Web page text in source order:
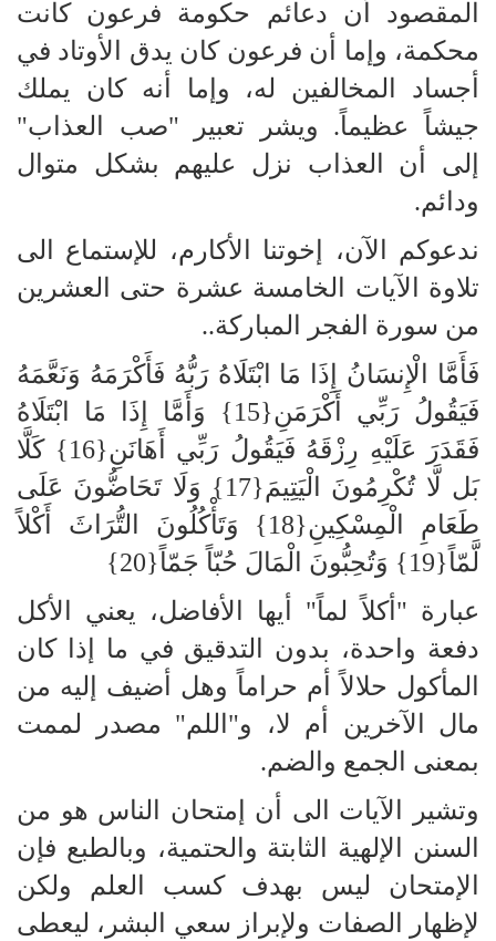
المقصود أن دعائم حكومة فرعون كانت
محكمة، وإما أن فرعون كان يدق الأوتاد في
أجساد المخالفين له، وإما أنه كان يملك
جيشاً عظيماً. ويشر تعبير "صب العذاب"
إلى أن العذاب نزل عليهم بشكل متوال
ودائم.
ندعوكم الآن، إخوتنا الأكارم، للإستماع الى
تلاوة الآيات الخامسة عشرة حتى العشرين
من سورة الفجر المباركة..
فَأَمَّا الْإِنسَانُ إِذَا مَا ابْتَلَاهُ رَبُّهُ فَأَكْرَمَهُ وَنَعَّمَهُ
فَيَقُولُ رَبِّي أَكْرَمَنِ{15} وَأَمَّا إِذَا مَا ابْتَلَاهُ
فَقَدَرَ عَلَيْهِ رِزْقَهُ فَيَقُولُ رَبِّي أَهَانَنِ{16} كَلَّا
بَل لَّا تُكْرِمُونَ الْيَتِيمَ{17} وَلَا تَحَاضُّونَ عَلَى
طَعَامِ الْمِسْكِينِ{18} وَتَأْكُلُونَ التُّرَاثَ أَكْلاً
لَّمّاً{19} وَتُحِبُّونَ الْمَالَ حُبّاً جَمّاً{20}
عبارة "أكلاً لماً" أيها الأفاضل، يعني الأكل
دفعة واحدة، بدون التدقيق في ما إذا كان
المأكول حلالاً أم حراماً وهل أضيف إليه من
مال الآخرين أم لا، و"اللم" مصدر لممت
بمعنى الجمع والضم.
وتشير الآيات الى أن إمتحان الناس هو من
السنن الإلهية الثابتة والحتمية، وبالطبع فإن
الإمتحان ليس بهدف كسب العلم ولكن
لإظهار الصفات ولإبراز سعي البشر، ليعطى